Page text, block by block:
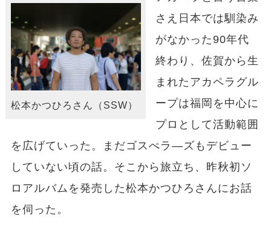
松本かつひろさん（SSW）
さえ日本では馴染み
がなかった90年代
終わり、佐賀から生
まれたアカペラグル
ープは福岡を中心に
プロとして活動範囲
を広げていった。まだゴスぺラ―ズもデビュー
していない頃の話。そこから旅立ち、昨秋初ソ
ロアルバムを発売した松本かつひろさんにお話
を伺った。